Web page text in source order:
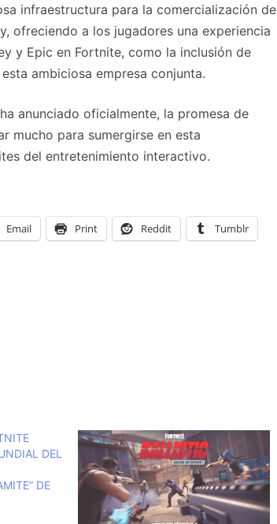
infraestructura para la comercialización de
ofreciendo a los jugadores una experiencia
y Epic en Fortnite, como la inclusión de
ambiciosa empresa conjunta.
anunciado oficialmente, la promesa de
mucho para sumergirse en esta
del entretenimiento interactivo.
Email Print Reddit Tumblr
DEL
DE